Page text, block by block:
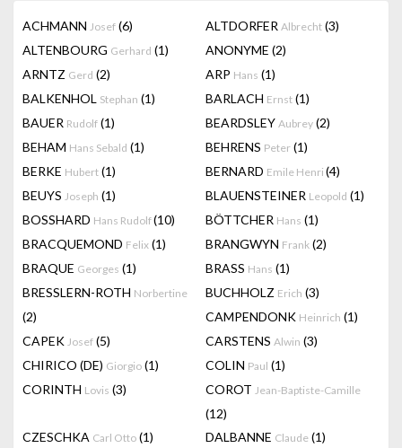
ACHMANN Josef (6) ALTDORFER Albrecht (3)
ALTENBOURG Gerhard (1) ANONYME (2)
ARNTZ Gerd (2) ARP Hans (1)
BALKENHOL Stephan (1) BARLACH Ernst (1)
BAUER Rudolf (1) BEARDSLEY Aubrey (2)
BEHAM Hans Sebald (1) BEHRENS Peter (1)
BERKE Hubert (1) BERNARD Emile Henri (4)
BEUYS Joseph (1) BLAUENSTEINER Leopold (1)
BOSSHARD Hans Rudolf(10) BÖTTCHER Hans (1)
BRACQUEMOND Felix (1) BRANGWYN Frank (2)
BRAQUE Georges (1) BRASS Hans (1)
BRESSLERN-ROTH Norbertine
(2)
BUCHHOLZ Erich (3)
CAMPENDONK Heinrich (1)
CAPEK Josef (5) CARSTENS Alwin (3)
CHIRICO (DE) Giorgio (1) COLIN Paul (1)
CORINTH Lovis (3) COROT Jean-Baptiste-Camille
(12)
CZESCHKA Carl Otto (1) DALBANNE Claude (1)